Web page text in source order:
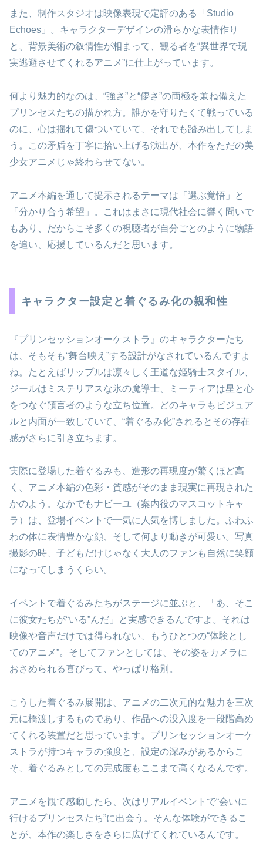
また、制作スタジオは映像表現で定評のある「Studio
Echoes」。キャラクターデザインの滑らかな表情作り
と、背景美術の叙情性が相まって、観る者を“異世界で現
実逃避させてくれるアニメ”に仕上がっています。
何より魅力的なのは、“強さ”と“儚さ”の両極を兼ね備えた
プリンセスたちの描かれ方。誰かを守りたくて戦っている
のに、心は揺れて傷ついていて、それでも踏み出してしま
う。この矛盾を丁寧に拾い上げる演出が、本作をただの美
少女アニメじゃ終わらせてない。
アニメ本編を通して提示されるテーマは「選ぶ覚悟」と
「分かり合う希望」。これはまさに現代社会に響く問いで
もあり、だからこそ多くの視聴者が自分ごとのように物語
を追い、応援しているんだと思います。
キャラクター設定と着ぐるみ化の親和性
『プリンセッションオーケストラ』のキャラクターたち
は、そもそも“舞台映え”する設計がなされているんですよ
ね。たとえばリップルは凛々しく王道な姫騎士スタイル、
ジールはミステリアスな氷の魔導士、ミーティアは星と心
をつなぐ預言者のような立ち位置。どのキャラもビジュア
ルと内面が一致していて、“着ぐるみ化”されるとその存在
感がさらに引き立ちます。
実際に登場した着ぐるみも、造形の再現度が驚くほど高
く、アニメ本編の色彩・質感がそのまま現実に再現された
かのよう。なかでもナビーユ（案内役のマスコットキャ
ラ）は、登場イベントで一気に人気を博しました。ふわふ
わの体に表情豊かな顔、そして何より動きが可愛い。写真
撮影の時、子どもだけじゃなく大人のファンも自然に笑顔
になってしまうくらい。
イベントで着ぐるみたちがステージに並ぶと、「あ、そこ
に彼女たちが“いる”んだ」と実感できるんですよ。それは
映像や音声だけでは得られない、もうひとつの“体験とし
てのアニメ”。そしてファンとしては、その姿をカメラに
おさめられる喜びって、やっぱり格別。
こうした着ぐるみ展開は、アニメの二次元的な魅力を三次
元に橋渡しするものであり、作品への没入度を一段階高め
てくれる装置だと思っています。プリンセッションオーケ
ストラが持つキャラの強度と、設定の深みがあるからこ
そ、着ぐるみとしての完成度もここまで高くなるんです。
アニメを観て感動したら、次はリアルイベントで“会いに
行けるプリンセスたち”に出会う。そんな体験ができるこ
とが、本作の楽しさをさらに広げてくれているんです。